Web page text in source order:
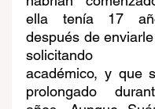
ella tenía 17
después de
solicitando
académico, y que
prolongado